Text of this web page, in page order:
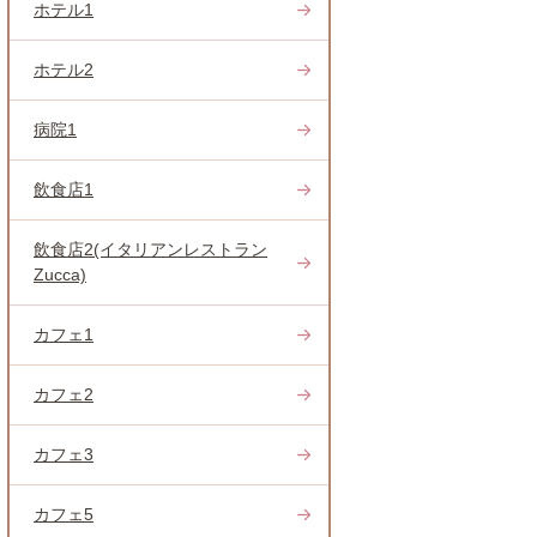
ホテル1
ホテル2
病院1
飲食店1
飲食店2(イタリアンレストラン
Zucca)
カフェ1
カフェ2
カフェ3
カフェ5